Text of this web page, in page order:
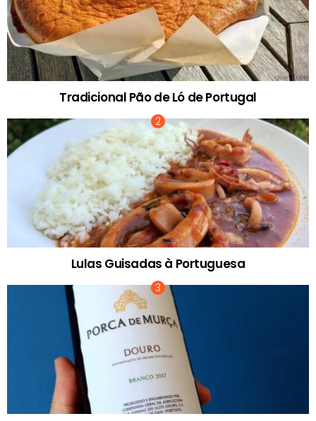
Tradicional Pão de Ló de Portugal
Lulas Guisadas à Portuguesa